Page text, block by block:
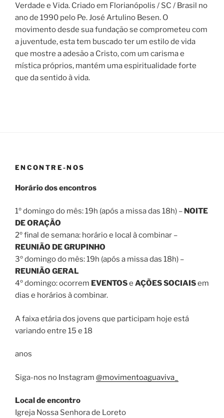
Verdade e Vida. Criado em Florianópolis / SC / Brasil no
ano de 1990 pelo Pe. José Artulino Besen. O
movimento desde sua fundação se comprometeu com
a juventude, esta tem buscado ter um estilo de vida
que mostre a adesão a Cristo, com um carisma e
mística próprios, mantém uma espiritualidade forte
que da sentido à vida.
ENCONTRE-NOS
Horário dos encontros
1º domingo do mês: 19h (após a missa das 18h) – NOITE
DE ORAÇÃO
2º final de semana: horário e local à combinar –
REUNIÃO DE GRUPINHO
3º domingo do mês: 19h (após a missa das 18h) –
REUNIÃO GERAL
4º domingo: ocorrem EVENTOSe AÇÕES SOCIAISem
dias e horários à combinar.
A faixa etária dos jovens que participam hoje está
variando entre 15 e 18
anos
Siga-nos no Instagram @movimentoaguaviva_
Local de encontro
Igreja Nossa Senhora de Loreto